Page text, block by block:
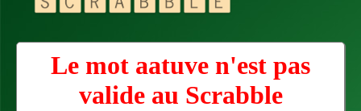
Le mot aatuve n'est pas
valide au Scrabble